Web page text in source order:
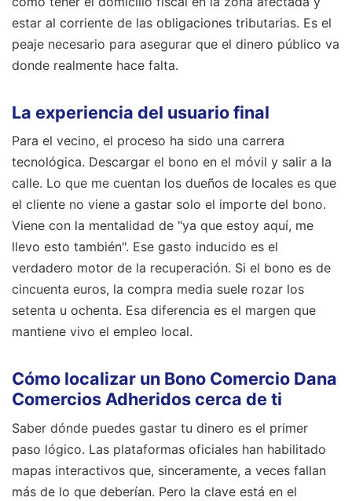
estar al corriente de las obligaciones tributarias. Es el
peaje necesario para asegurar que el dinero público va
donde realmente hace falta.
La experiencia del usuario final
Para el vecino, el proceso ha sido una carrera
tecnológica. Descargar el bono en el móvil y salir a la
calle. Lo que me cuentan los dueños de locales es que
el cliente no viene a gastar solo el importe del bono.
Viene con la mentalidad de "ya que estoy aquí, me
llevo esto también". Ese gasto inducido es el
verdadero motor de la recuperación. Si el bono es de
cincuenta euros, la compra media suele rozar los
setenta u ochenta. Esa diferencia es el margen que
mantiene vivo el empleo local.
Cómo localizar un Bono Comercio Dana
Comercios Adheridos cerca de ti
Saber dónde puedes gastar tu dinero es el primer
paso lógico. Las plataformas oficiales han habilitado
mapas interactivos que, sinceramente, a veces fallan
más de lo que deberían. Pero la clave está en el